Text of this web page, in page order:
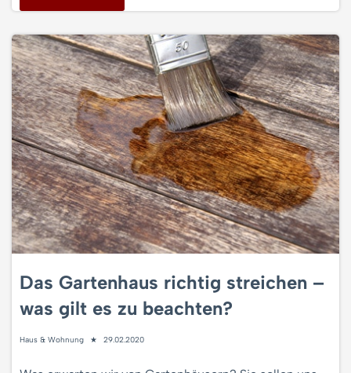
Das Gartenhaus richtig streichen –
was gilt es zu beachten?
Haus & Wohnung 29.02.2020